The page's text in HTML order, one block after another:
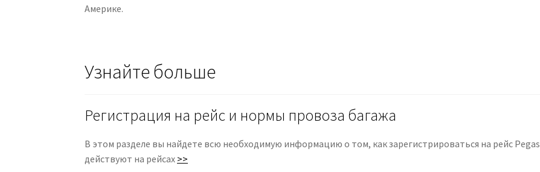
Америке.
Узнайте больше
Регистрация на рейс и нормы провоза багажа
В этом разделе вы найдете всю необходимую информацию о том, как зарегистрироваться на рейс
действуют на рейсах >>